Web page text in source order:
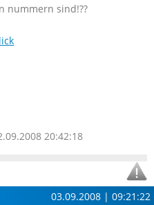
nummern sind!??
20:42:18
03.09.2008 | 09:21:22